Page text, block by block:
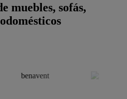
muebles, sofás,